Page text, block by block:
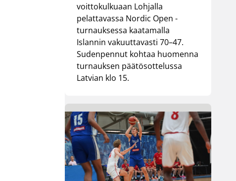
voittokulkuaan Lohjalla
pelattavassa Nordic Open -
turnauksessa kaatamalla
Islannin vakuuttavasti 70–47.
Sudenpennut kohtaa huomenna
turnauksen päätösottelussa
Latvian klo 15.